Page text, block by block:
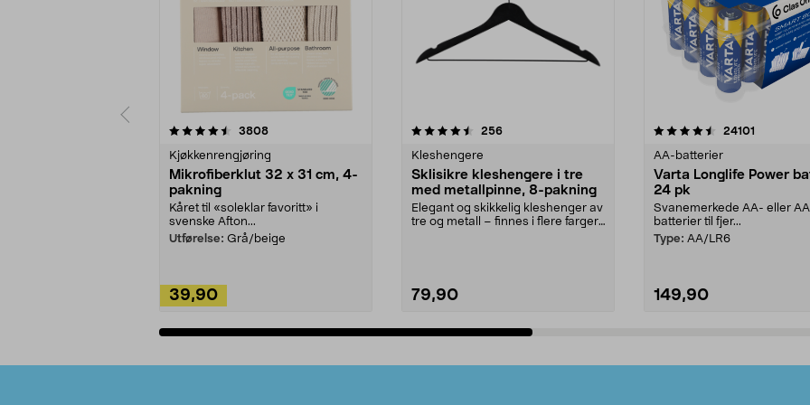
3808anmeldelser
Kjøkkenrengjøring
Mikrofiberklut 32 x 31 cm, 4-
pakning
Kåret til «soleklar favoritt» i
svenske Afton...
Utførelse: Grå/beige
39,90
4.5av 5 stjerner 256anmeldelser
Kleshengere
Sklisikre kleshengere i tre
med metallpinne, 8-pakning
Elegant og skikkelig kleshenger av
tre og metall – finnes i flere farger.
79,90
4.5av 5 stjerner 24101
AA-batterier
Varta Longlife Power
24 pk
Svanemerkede AA- eller
batterier til fjer...
Type: AA/LR6
149,90
4.5av 5 stjerner